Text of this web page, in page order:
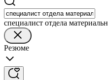
специалист отдела
Резюме